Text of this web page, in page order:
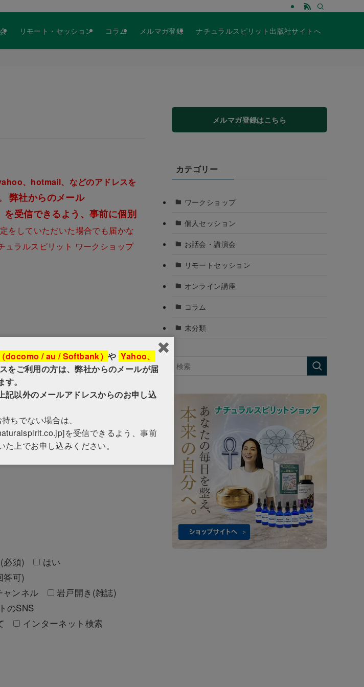
リモート・セッション コラム メルマガ登録 ナチュラルスピリット出版社サイトへ
、hotmail、などのアドレスを
弊社からのメール
受信できるよう、事前に個別
をしていただいた場合でも届かな
ュラルスピリット ワークショップ
必須)
はい
答可)
ャンネル
岩戸開き(雑誌)
のSNS
インターネット検索
メルマガ登録はこちら
カテゴリー
ワークショップ
個人セッション
お話会・講演会
リモートセッション
オンライン講座
コラム
未分類
（docomo / au / Softbank）や Yahoo、
をご利用の方は、弊社からのメールが届
。
記以外のメールアドレスからのお申し込
ちでない場合は、
を受信できるよう、事前
上でお申し込みください。